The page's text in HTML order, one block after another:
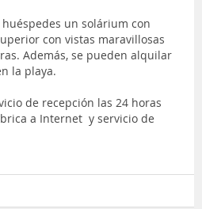
un solárium con
con vistas maravillosas
Además, se pueden alquilar
la playa.
de recepción las 24 horas
a Internet y servicio de